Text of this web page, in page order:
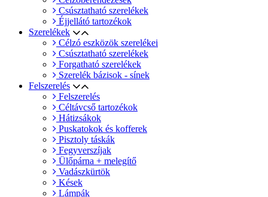
Csúsztatható szerelékek
Éjjellátó tartozékok
Szerelékek
Célzó eszközök szerelékei
Csúsztatható szerelékek
Forgatható szerelékek
Szerelék bázisok - sínek
Felszerelés
Felszerelés
Céltávcső tartozékok
Hátizsákok
Puskatokok és kofferek
Pisztoly táskák
Fegyverszíjak
Ülőpárna + melegítő
Vadászkürtök
Kések
Lámpák